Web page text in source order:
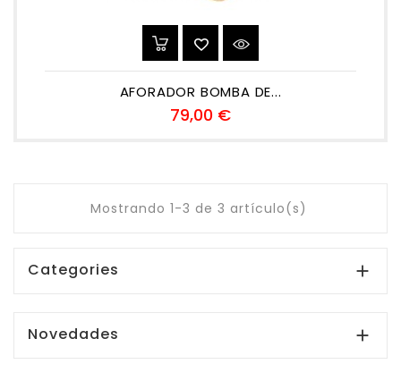
AFORADOR BOMBA DE...
79,00 €Precio
Mostrando 1-3 de 3 artículo(s)
Categories 
Novedades 